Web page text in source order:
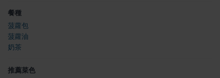
餐種
菠蘿包
菠蘿油
奶茶
推薦菜色